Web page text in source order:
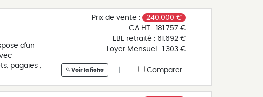
d'un
pagaies ,
Prix de vente : 240.000 €
CA HT :
181.757 €
EBE retraité : 61.692 €
Loyer Mensuel : 1.303 €
Voir la fiche Comparer